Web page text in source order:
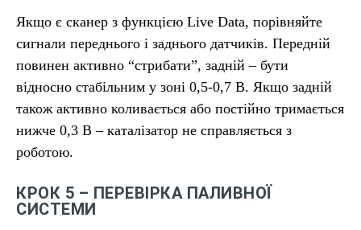
Якщо є сканер з функцією Live Data, порівняйте
сигнали переднього і заднього датчиків. Передній
повинен активно “стрибати”, задній – бути
відносно стабільним у зоні 0,5-0,7 В. Якщо задній
також активно коливається або постійно тримається
нижче 0,3 В – каталізатор не справляється з
роботою.
КРОК 5 – ПЕРЕВІРКА ПАЛИВНОЇ
СИСТЕМИ